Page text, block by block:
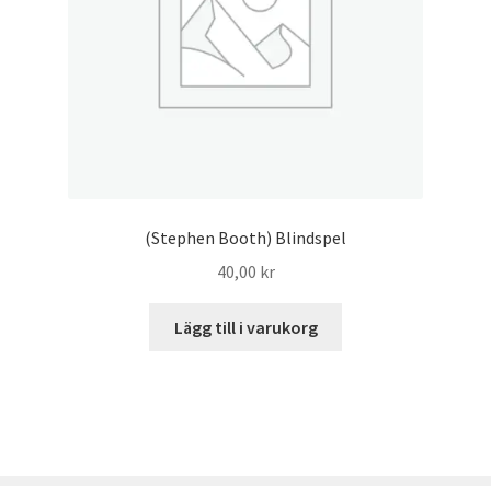
(Stephen Booth) Blindspel
40,00 kr
Lägg till i varukorg